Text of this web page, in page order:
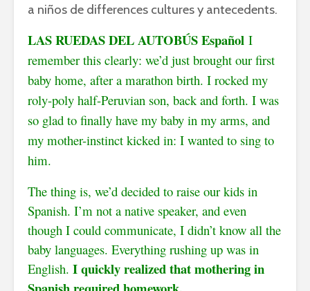
a niños de differences cultures y antecedents.
LAS RUEDAS DEL AUTOBÚSEspañol I
remember this clearly: we’d just brought our first
baby home, after a marathon birth. I rocked my
roly-poly half-Peruvian son, back and forth. I was
so glad to finally have my baby in my arms, and
my mother-instinct kicked in: I wanted to sing to
him.
The thing is, we’d decided to raise our kids in
Spanish. I’m not a native speaker, and even
though I could communicate, I didn’t know all the
baby languages. Everything rushing up was in
English. I quickly realized that mothering in